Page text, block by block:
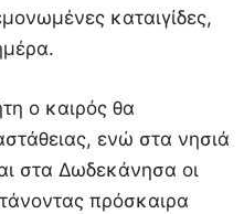
καταιγίδες,
ο καιρός θα
ενώ στα νησιά
στα Δωδεκάνησα οι
πρόσκαιρα